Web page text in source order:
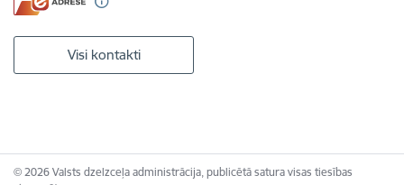
Visi kontakti
© 2026 Valsts dzelzceļa administrācija, publicētā satura visas tiesības